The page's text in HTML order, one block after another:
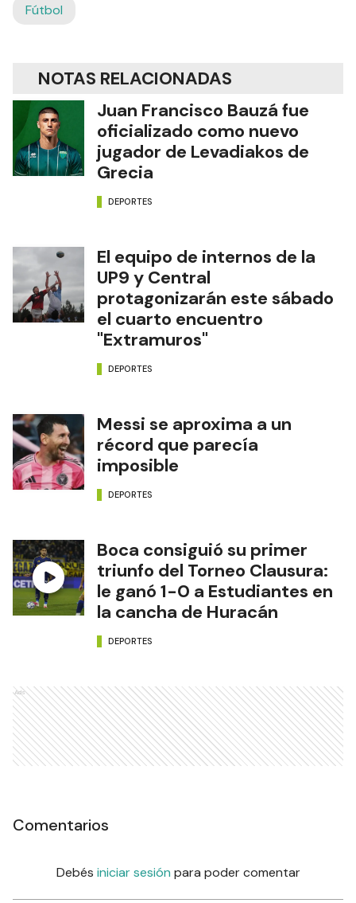
Fútbol
NOTAS RELACIONADAS
Juan Francisco Bauzá fue
oficializado como nuevo
jugador de Levadiakos de
Grecia
DEPORTES
El equipo de internos de la
UP9 y Central
protagonizarán este sábado
el cuarto encuentro
"Extramuros"
DEPORTES
Messi se aproxima a un
récord que parecía
imposible
DEPORTES
Boca consiguió su primer
triunfo del Torneo Clausura:
le ganó 1-0 a Estudiantes en
la cancha de Huracán
DEPORTES
Ads
Comentarios
Debés iniciar sesión para poder comentar